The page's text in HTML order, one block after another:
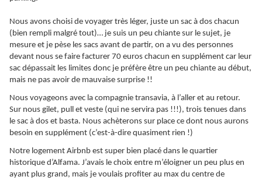
Nous avons choisi de voyager très léger, juste un sac à dos chacun
(bien rempli malgré tout)… je suis un peu chiante sur le sujet, je
mesure et je pèse les sacs avant de partir, on a vu des personnes
devant nous se faire facturer 70 euros chacun en supplément car leur
sac dépassait les limites donc je préfère être un peu chiante au début,
mais ne pas avoir de mauvaise surprise !!
Nous voyageons avec la compagnie transavia, à l’aller et au retour.
Sur nous gilet, pull et veste (qui ne servira pas !!!), trois tenues dans
le sac à dos et basta. Nous achèterons sur place ce dont nous aurons
besoin en supplément (c’est-à-dire quasiment rien !)
Notre logement Airbnb est super bien placé dans le quartier
historique d’Alfama. J’avais le choix entre m’éloigner un peu plus en
ayant plus grand, mais je voulais profiter au max du centre de